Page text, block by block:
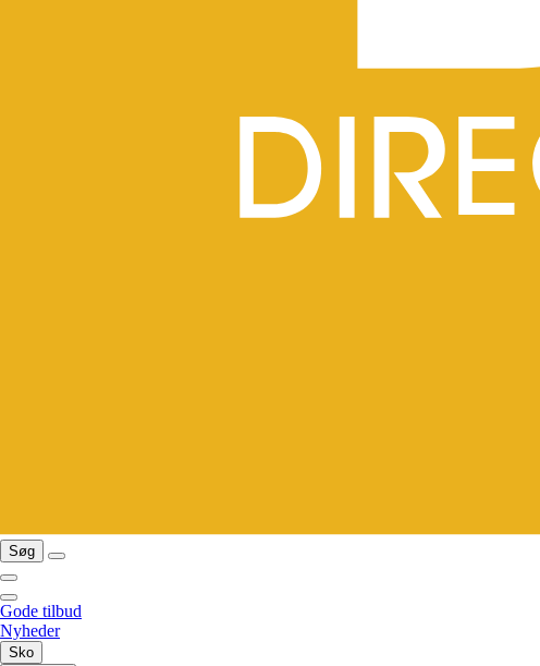
Søg
Gode tilbud
Nyheder
Sko